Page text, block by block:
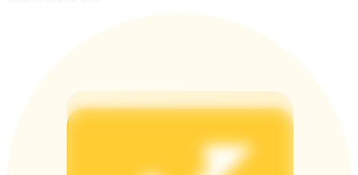
USDT New User Exclusive 10% APR
USDT Flexible Staking | Daily Rewards